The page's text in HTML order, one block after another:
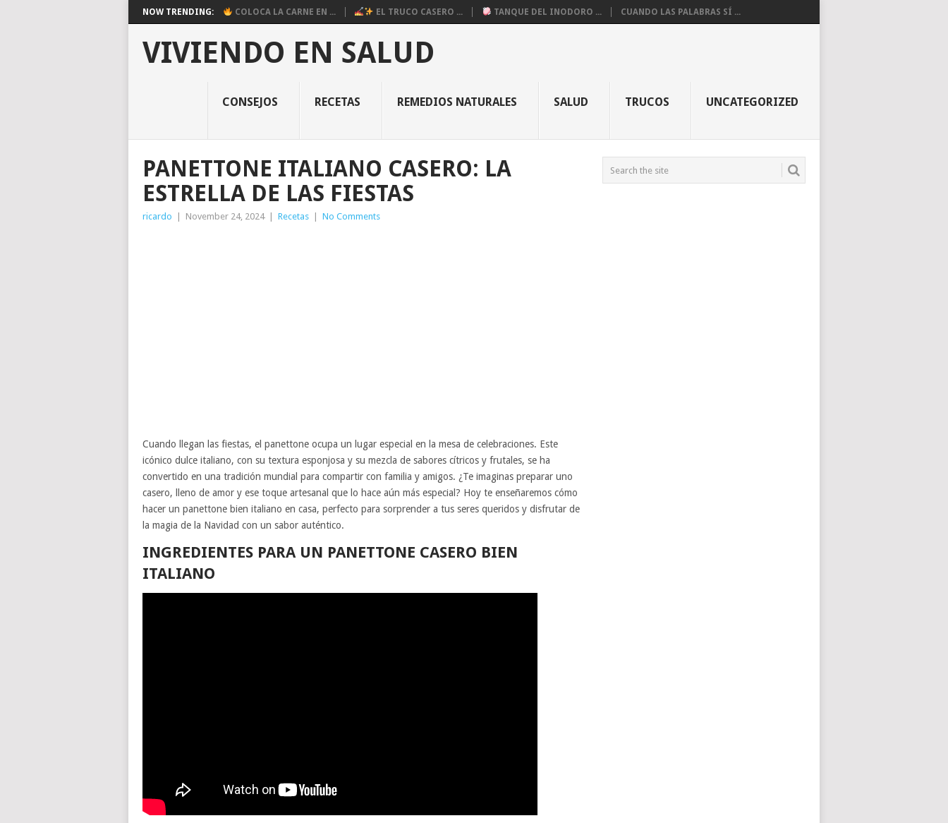
NOW TRENDING: COLOCA LA CARNE EN ... EL TRUCO CASERO ... TANQUE DEL INODORO ... CUANDO LAS PALABRAS SÍ ...
VIVIENDO EN SALUD
CONSEJOS RECETAS REMEDIOS NATURALES SALUD TRUCOS UNCATEGORIZED
PANETTONE ITALIANO CASERO: LA
ESTRELLA DE LAS FIESTAS
ricardo November 24, 2024 Recetas No Comments
Cuando llegan las fiestas, el panettone ocupa un lugar especial en la mesa de celebraciones. Este
icónico dulce italiano, con su textura esponjosa y su mezcla de sabores cítricos y frutales, se ha
convertido en una tradición mundial para compartir con familia y amigos. ¿Te imaginas preparar uno
casero, lleno de amor y ese toque artesanal que lo hace aún más especial? Hoy te enseñaremos cómo
hacer un panettone bien italiano en casa, perfecto para sorprender a tus seres queridos y disfrutar de
la magia de la Navidad con un sabor auténtico.
INGREDIENTES PARA UN PANETTONE CASERO BIEN
ITALIANO